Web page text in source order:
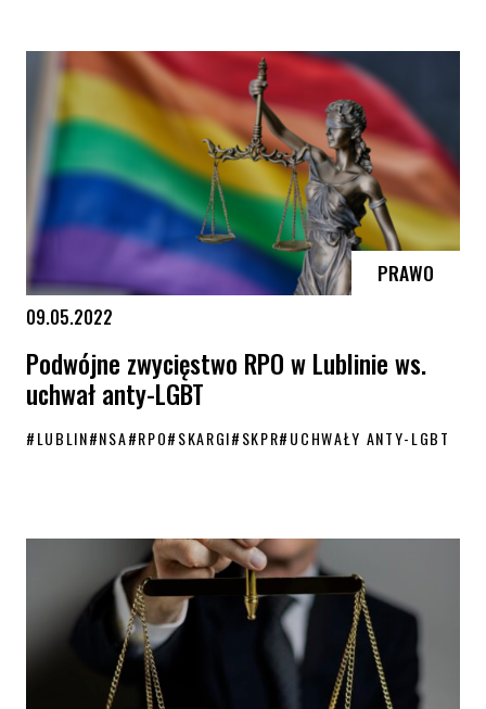
PRAWO
09.05.2022
Podwójne zwycięstwo RPO w Lublinie ws.
uchwał anty-LGBT
#LUBLIN#NSA#RPO#SKARGI#SKPR#UCHWAŁY ANTY-LGBT